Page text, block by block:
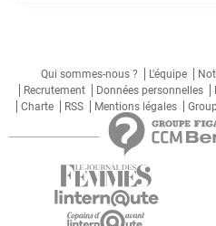
Qui sommes-nous ? L'équipe
Recrutement
Données personnelles
Charte
RSS Mentions légales